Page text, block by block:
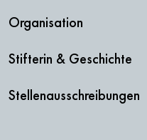
Organisation
Stifterin & Geschichte
Stellenausschreibungen